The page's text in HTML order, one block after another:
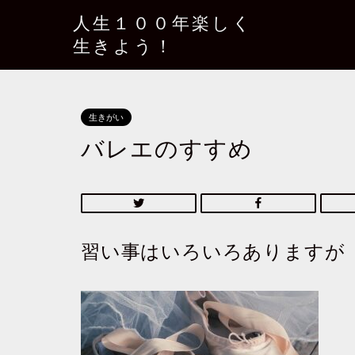
人生１００年楽しく
生きよう！
生きがい
バレエのすすめ
習い事はいろいろありますが